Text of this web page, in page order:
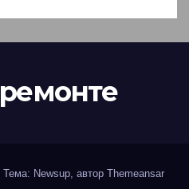
Тема: Newsup, автор Themeansar